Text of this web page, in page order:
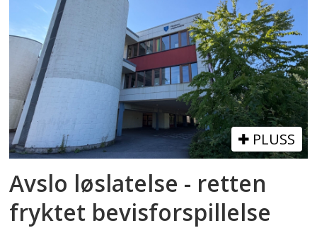
PLUSS
Avslo løslatelse - retten
fryktet bevisforspillelse